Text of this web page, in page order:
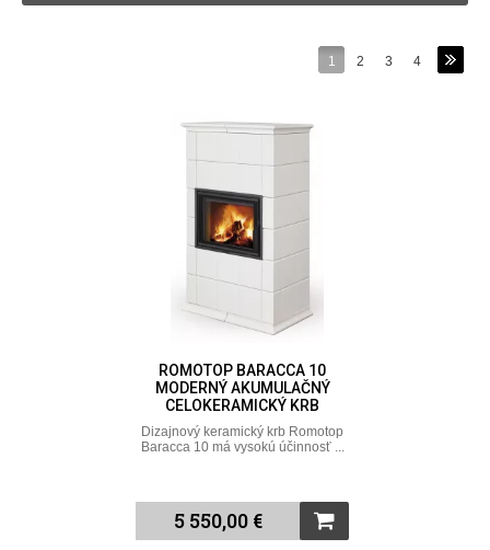
spaľovacej komore krbových kachlí. Akumulačné materiály
alebo liatinu. Akumulačné krbové kachle sú vďaka svojím
vlastnostiam ideálnou voľvbou najmä pre nízkoenergetické
1 2 3 4
ROMOTOP BARACCA 10
MODERNÝ AKUMULAČNÝ
CELOKERAMICKÝ KRB
Dizajnový keramický krb Romotop
Baracca 10 má vysokú účinnosť ...
5 550,00 €